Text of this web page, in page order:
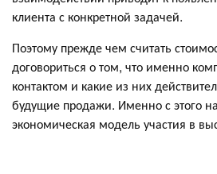
клиента с конкретной задачей.
Поэтому прежде чем считать
договориться о том, что именно
контактом и какие из них
будущие продажи. Именно с этого
экономическая модель участия в